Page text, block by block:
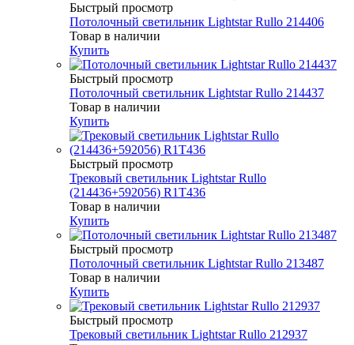
Быстрый просмотр
Потолочный светильник Lightstar Rullo 214406
Товар в наличии
Купить
Быстрый просмотр
Потолочный светильник Lightstar Rullo 214437
Товар в наличии
Купить
Быстрый просмотр
Трековый светильник Lightstar Rullo
(214436+592056) R1T436
Товар в наличии
Купить
Быстрый просмотр
Потолочный светильник Lightstar Rullo 213487
Товар в наличии
Купить
Быстрый просмотр
Трековый светильник Lightstar Rullo 212937